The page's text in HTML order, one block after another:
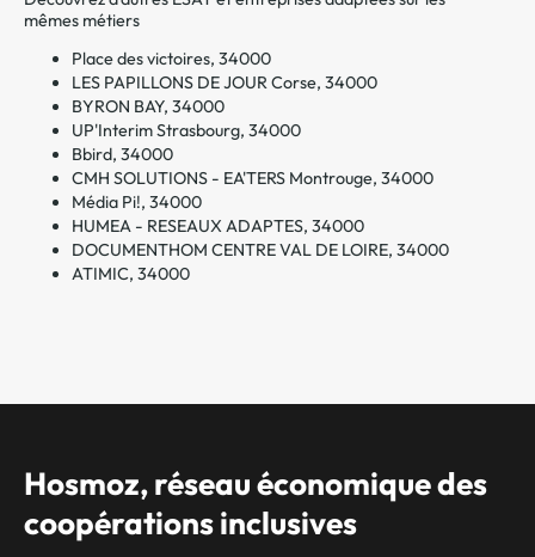
mêmes métiers
Place des victoires, 34000
LES PAPILLONS DE JOUR Corse, 34000
BYRON BAY, 34000
UP'Interim Strasbourg, 34000
Bbird, 34000
CMH SOLUTIONS - EA'TERS Montrouge, 34000
Média Pi!, 34000
HUMEA - RESEAUX ADAPTES, 34000
DOCUMENTHOM CENTRE VAL DE LOIRE, 34000
ATIMIC, 34000
Hosmoz, réseau économique des
coopérations inclusives